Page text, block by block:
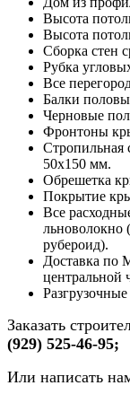
Высота
Высота
Сборка стен
Рубка
Все
Балки
Черновые
Фронтоны
Стропильная
50х150 мм.
Обрешетка
Покрытие
Все
льноволокно
рубероид).
Доставка по
центральной
Заказать
(929) 525-46-95;
Или написать